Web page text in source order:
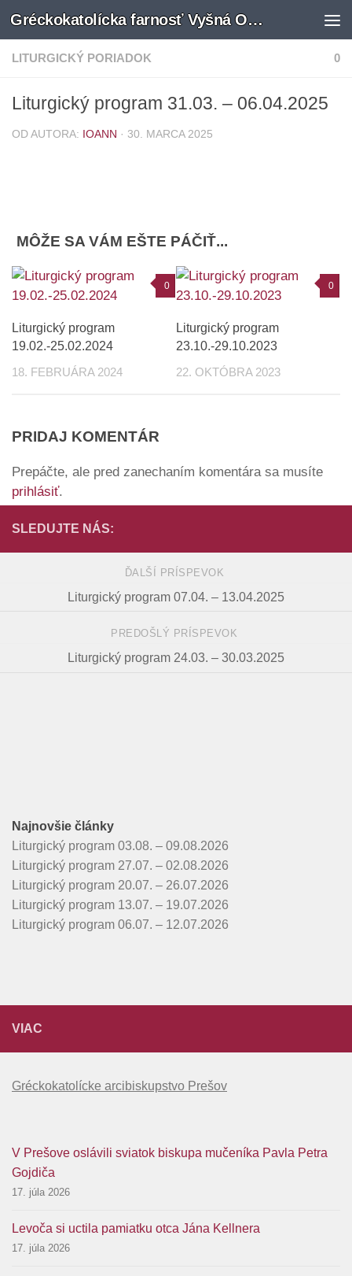
Preskočiť na obsah Gréckokatolícka farnosť Vyšná Olšava
LITURGICKÝ PORIADOK 0
Liturgický program 31.03. – 06.04.2025
OD AUTORA: IOANN · 30. MARCA 2025
MÔŽE SA VÁM EŠTE PÁČIŤ...
0
Liturgický program
19.02.-25.02.2024
18. FEBRUÁRA 2024
0
Liturgický program
23.10.-29.10.2023
22. OKTÓBRA 2023
PRIDAJ KOMENTÁR
Prepáčte, ale pred zanechaním komentára sa musíte
prihlásiť.
SLEDUJTE NÁS:
ĎALŠÍ PRÍSPEVOK
Liturgický program 07.04. – 13.04.2025
PREDOŠLÝ PRÍSPEVOK
Liturgický program 24.03. – 30.03.2025
Najnovšie články
Liturgický program 03.08. – 09.08.2026
Liturgický program 27.07. – 02.08.2026
Liturgický program 20.07. – 26.07.2026
Liturgický program 13.07. – 19.07.2026
Liturgický program 06.07. – 12.07.2026
VIAC
Gréckokatolícke arcibiskupstvo Prešov
V Prešove oslávili sviatok biskupa mučeníka Pavla Petra
Gojdiča
17. júla 2026
Levoča si uctila pamiatku otca Jána Kellnera
17. júla 2026